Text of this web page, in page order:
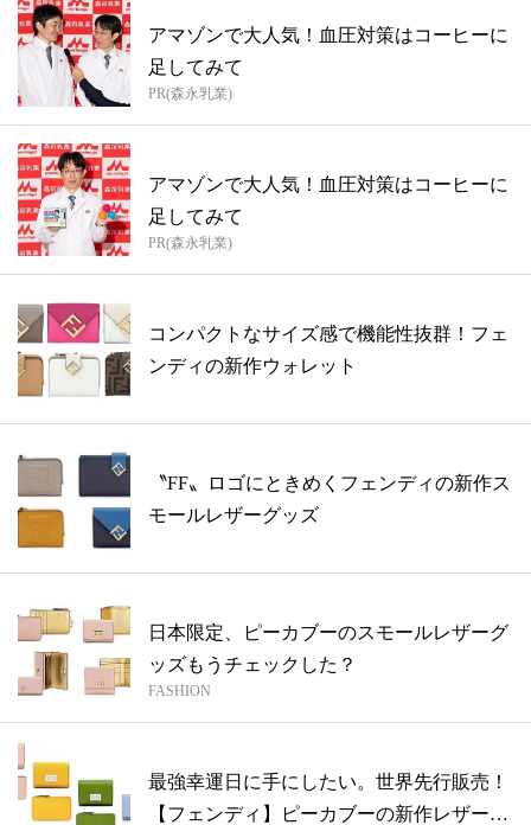
アマゾンで大人気！血圧対策はコーヒーに
足してみて
PR(森永乳業)
アマゾンで大人気！血圧対策はコーヒーに
足してみて
PR(森永乳業)
コンパクトなサイズ感で機能性抜群！フェ
ンディの新作ウォレット
〝FF〟ロゴにときめくフェンディの新作ス
モールレザーグッズ
日本限定、ピーカブーのスモールレザーグ
ッズもうチェックした？
FASHION
最強幸運日に手にしたい。世界先行販売！
【フェンディ】ピーカブーの新作レザーグ